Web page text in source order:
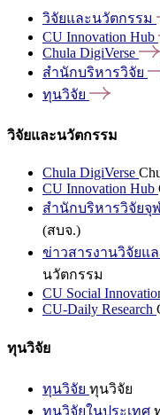
วิจัยและนวัตกรรม
CU Innovation Hub
Chula DigiVerse
สำนักบริหารวิจัย
ทุนวิจัย
วิจัยและนวัตกรรม
Chula DigiVerse
CU Innovation Hub
สำนักบริหารวิจัยจุ
(สบจ.)
ข่าวสารงานวิจัยแ
นวัตกรรม
CU Social
CU-Daily Research
ทุนวิจัย
ทุนวิจัย ทุนวิจัย
ทุนวิจัยในประเทศ